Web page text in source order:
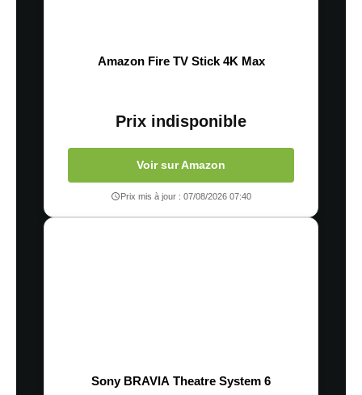
Amazon Fire TV Stick 4K Max
Prix indisponible
Voir sur Amazon
Prix mis à jour : 07/08/2026 07:40
Sony BRAVIA Theatre System 6